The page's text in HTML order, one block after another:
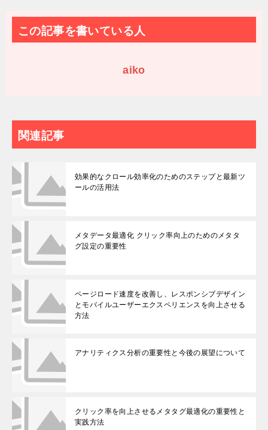
この記事を書いている人
aiko
関連記事
効果的なクロール効率化のためのステップと最新ツ
ールの活用法
メタデータ最適化 クリック率向上のためのメタタ
グ設定の重要性
ページロード速度を改善し、レスポンシブデザイン
とモバイルユーザーエクスペリエンスを向上させる
方法
アナリティクス分析の重要性と今後の展望について
クリック率を向上させるメタタグ最適化の重要性と
実践方法